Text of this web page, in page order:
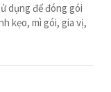
dụng để đóng gói
kẹo, mì gói, gia vị,